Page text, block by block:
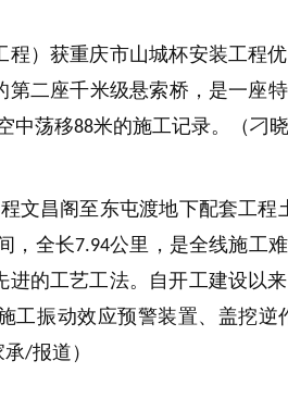
）获重庆市山城杯安装工程
二座千米级悬索桥，是一座
中荡移88米的施工记录。（刁
文昌阁至东屯渡地下配套工程
，全长7.94公里，是全线施工
的工艺工法。自开工建设以
工振动效应预警装置、盖挖
承/报道）